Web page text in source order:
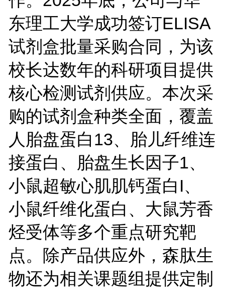
东理工大学成功签订ELISA
试剂盒批量采购合同，为该
校长达数年的科研项目提供
核心检测试剂供应。本次采
购的试剂盒种类全面，覆盖
人胎盘蛋白 13、胎儿纤维连
接蛋白、胎盘生长因子1、
小鼠超敏心肌肌钙蛋白 I、
小鼠纤维化蛋白、大鼠芳香
烃受体等多个重点研究靶
点。除产品供应外，森肽生
物还为相关课题组提供定制